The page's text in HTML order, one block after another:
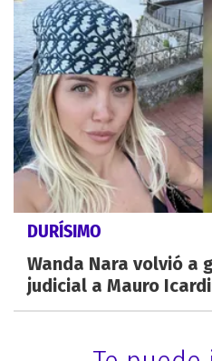
DURÍSIMO
Wanda Nara volvió a
judicial a Mauro